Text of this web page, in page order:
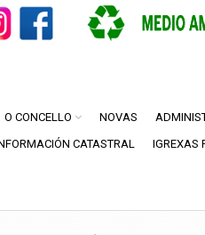
O CONCELLO NOVAS
CATASTRAL
IGREXAS